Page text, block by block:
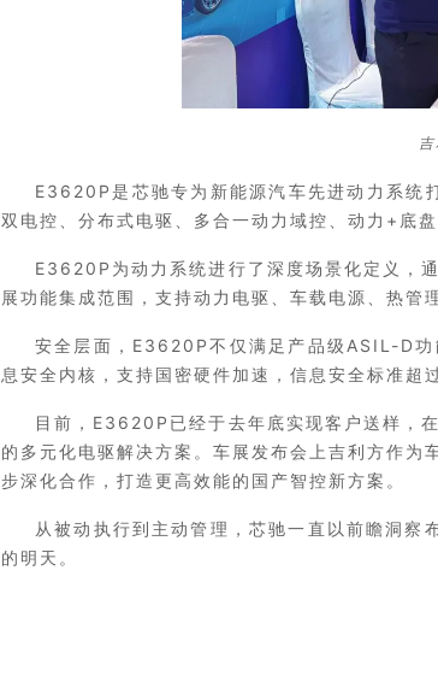
E3620P是芯驰专为新能源汽车先进动力系统
双电控、分布式电驱、多合一动力域控、动力+底盘
E3620P为动力系统进行了深度场景化定义，
展功能集成范围，支持动力电驱、车载电源、热管
安全层面，E3620P不仅满足产品级ASIL-D
息安全内核，支持国密硬件加速，信息安全标准
目前，E3620P已经于去年底实现客户送样，
的多元化电驱解决方案。车展发布会上吉利方作
步深化合作，打造更高效能的国产智控新方案。
从被动执行到主动管理，芯驰一直以前瞻洞察
的明天。